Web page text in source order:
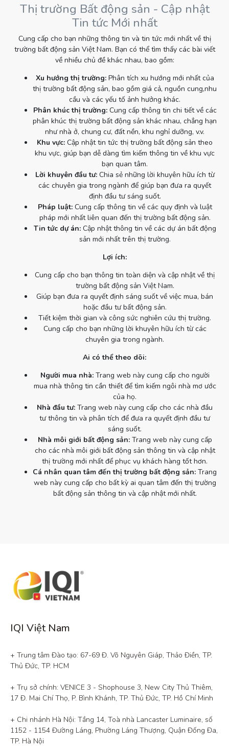
Thị trường Bất động sản - Cập nhật
Tin tức Mới nhất
Cung cấp cho bạn những thông tin và tin tức mới nhất về thị
trường bất động sản Việt Nam. Bạn có thể tìm thấy các bài viết
về nhiều chủ đề khác nhau, bao gồm:
Xu hướng thị trường:Phân tích xu hướng mới nhất của
thị trường bất động sản, bao gồm giá cả, nguồn cung,nhu
cầu và các yếu tố ảnh hưởng khác.
Phân khúc thị trường:Cung cấp thông tin chi tiết về các
phân khúc thị trường bất động sản khác nhau, chẳng hạn
như nhà ở, chung cư, đất nền, khu nghỉ dưỡng, v.v.
Khu vực: Cập nhật tin tức thị trường bất động sản theo
khu vực, giúp bạn dễ dàng tìm kiếm thông tin về khu vực
bạn quan tâm.
Lời khuyên đầu tư:Chia sẻ những lời khuyên hữu ích từ
các chuyên gia trong ngành để giúp bạn đưa ra quyết
định đầu tư sáng suốt.
Pháp luật:Cung cấp thông tin về các quy định và luật
pháp mới nhất liên quan đến thị trường bất động sản.
Tin tức dự án:Cập nhật thông tin về các dự án bất động
sản mới nhất trên thị trường.
Lợi ích:
Cung cấp cho bạn thông tin toàn diện và cập nhật về thị
trường bất động sản Việt Nam.
Giúp bạn đưa ra quyết định sáng suốt về việc mua, bán
hoặc đầu tư bất động sản.
Tiết kiệm thời gian và công sức nghiên cứu thị trường.
Cung cấp cho bạn những lời khuyên hữu ích từ các
chuyên gia trong ngành.
Ai có thể theo dõi:
Người mua nhà:Trang web này cung cấp cho người
mua nhà thông tin cần thiết để tìm kiếm ngôi nhà mơ ước
của họ.
Nhà đầu tư: Trang web này cung cấp cho các nhà đầu
tư thông tin và phân tích để đưa ra quyết định đầu tư
sáng suốt.
Nhà môi giới bất động sản:Trang web này cung cấp
cho các nhà môi giới bất động sản thông tin và cập nhật
thị trường mới nhất để phục vụ khách hàng tốt hơn.
Cá nhân quan tâm đến thị trường bất động sản: Trang
web này cung cấp cho bất kỳ ai quan tâm đến thị trường
bất động sản thông tin và cập nhật mới nhất.
IQI Việt Nam
+ Trung tâm Đào tạo: 67-69 Đ. Võ Nguyên Giáp, Thảo Điền, TP.
Thủ Đức, TP. HCM
+ Trụ sở chính: VENICE 3 - Shophouse 3, New City Thủ Thiêm,
17 Đ. Mai Chí Thọ, P. Bình Khánh, TP. Thủ Đức, TP. Hồ Chí Minh
+ Chi nhánh Hà Nội: Tầng 14, Toà nhà Lancaster Luminaire, số
1152 - 1154 Đường Láng, Phường Láng Thượng, Quận Đống Đa,
TP. Hà Nội